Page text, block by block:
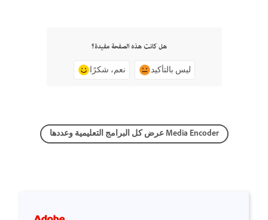
هل كانت هذه الصفحة مفيدة؟
نعم، شكرًا ليس بالتأكيد
عرض كل البرامج التعليمية وعددها Media Encoder